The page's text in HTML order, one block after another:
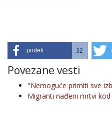
podeli 32
Povezane vesti
"Nemoguće primiti sve
Migranti nađeni mrtvi kod